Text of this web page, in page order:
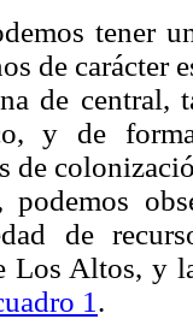
tener
de carácter
de central,
y de
de
de
Los Altos, y
1 .